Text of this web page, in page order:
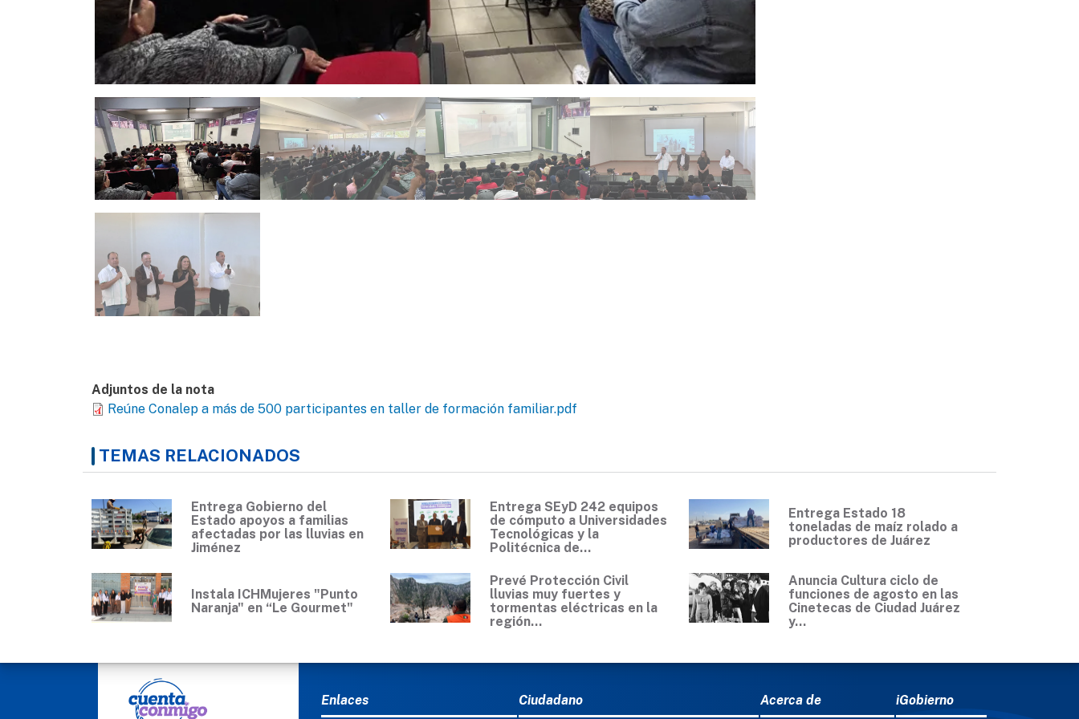
Adjuntos de la nota
Reúne Conalep a más de 500 participantes en taller de formación familiar.pdf
TEMAS RELACIONADOS
Entrega Gobierno del
Estado apoyos a familias
afectadas por las lluvias en
Jiménez
Entrega SEyD 242 equipos
de cómputo a Universidades
Tecnológicas y la
Politécnica de...
Entrega Estado 18
toneladas de maíz rolado a
productores de Juárez
Instala ICHMujeres "Punto
Naranja" en “Le Gourmet"
Prevé Protección Civil
lluvias muy fuertes y
tormentas eléctricas en la
región...
Anuncia Cultura ciclo de
funciones de agosto en las
Cinetecas de Ciudad Juárez
y...
MENÚ DEL PIE
Enlaces Ciudadano Acerca de iGobierno